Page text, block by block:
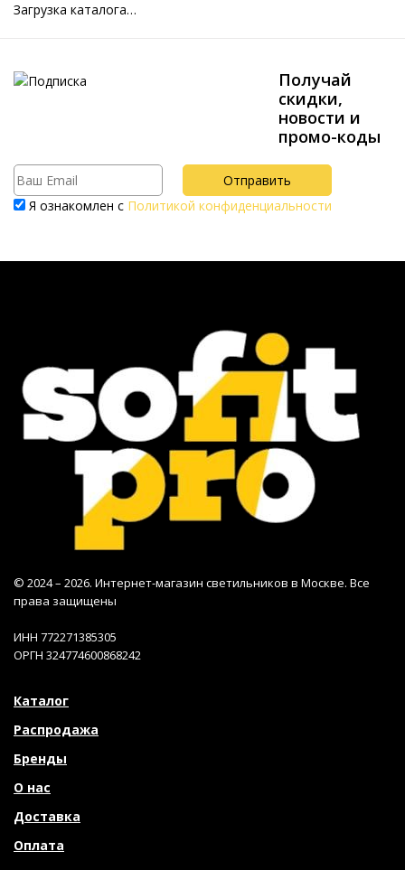
Загрузка каталога…
Получай
скидки,
новости и
промо-коды
Я ознакомлен с Политикой конфиденциальности
© 2024 – 2026. Интернет-магазин светильников в Москве. Все
права защищены
ИНН 772271385305
ОРГН 324774600868242
Каталог
Распродажа
Бренды
О нас
Доставка
Оплата